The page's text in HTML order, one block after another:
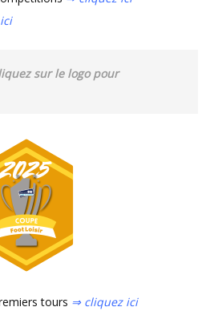
sur le logo pour
tours ⇒ cliquez ici